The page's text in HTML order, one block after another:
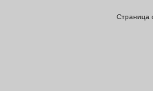
Страница